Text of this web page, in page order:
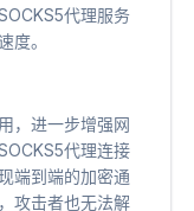
代理服务
度。
，进一步增强网
代理连接
端到端的加密通
攻击者也无法解